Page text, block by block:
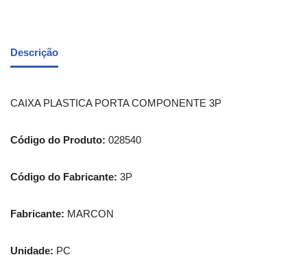
Descrição
CAIXA PLASTICA PORTA COMPONENTE 3P
Código do Produto: 028540
Código do Fabricante: 3P
Fabricante: MARCON
Unidade: PC